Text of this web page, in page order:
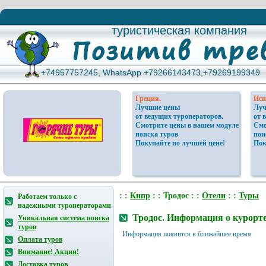
туристическая компания
туристическая компания
+74957757245, WhatsApp +79266143473,+79269199349
+74957757245, WhatsApp +79266143473,+79269199349
Греция.
Лучшие цены
от ведущих туроператоров.
Смотрите цены в нашем модуле
поиска туров
Покупайте по лучшей цене!
от
Работаем только с
надежными туроператорами
Уникальная система поиска
туров
Оплата туров
Внимание! Акции!
Доставка туров
: : Кипр : : Тродос : : Отели : : Туры
Тродос. Информация о
Информация появится в ближайшее время